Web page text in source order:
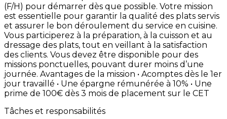
(F/H) pour démarrer dès que possible. Votre mission
est essentielle pour garantir la qualité des plats servis
et assurer le bon déroulement du service en cuisine.
Vous participerez à la préparation, à la cuisson et au
dressage des plats, tout en veillant à la satisfaction
des clients. Vous devez être disponible pour des
missions ponctuelles, pouvant durer moins d’une
journée. Avantages de la mission • Acomptes dès le 1er
jour travaillé • Une épargne rémunérée à 10% • Une
prime de 100€ dès 3 mois de placement sur le CET
Tâches et responsabilités